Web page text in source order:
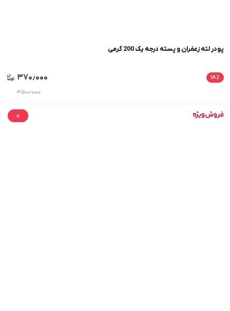
پودر لته زعفران و پسته درجه یک 200 گرمی
۱۸٪ ۳۷۰٫۰۰۰
۴۵۰٫۰۰۰